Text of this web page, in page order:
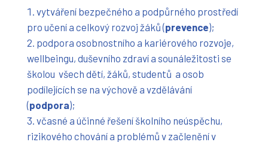
vytváření bezpečného a podpůrného prostředí
pro učení a celkový rozvoj žáků (prevence);
podpora osobnostního a kariérového rozvoje,
wellbeingu, duševního zdraví a sounáležitosti se
školou všech dětí, žáků, studentů a osob
podílejících se na výchově a vzdělávání
(podpora);
včasné a účinné řešení školního neúspěchu,
rizikového chování a problémů v začlenění v